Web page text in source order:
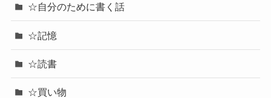
☆自分のために書く話
☆記憶
☆読書
☆買い物